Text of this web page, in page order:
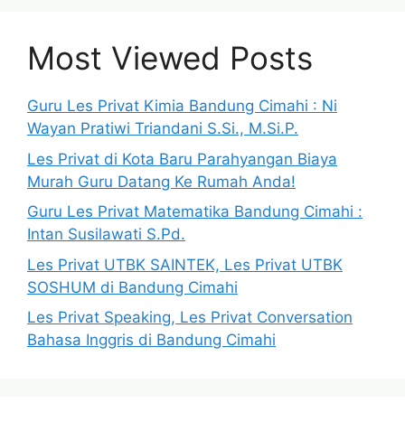
Most Viewed Posts
Guru Les Privat Kimia Bandung Cimahi : Ni
Wayan Pratiwi Triandani S.Si., M.Si.P.
Les Privat di Kota Baru Parahyangan Biaya
Murah Guru Datang Ke Rumah Anda!
Guru Les Privat Matematika Bandung Cimahi :
Intan Susilawati S.Pd.
Les Privat UTBK SAINTEK, Les Privat UTBK
SOSHUM di Bandung Cimahi
Les Privat Speaking, Les Privat Conversation
Bahasa Inggris di Bandung Cimahi